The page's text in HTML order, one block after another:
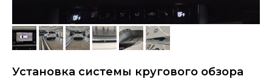
Установка системы кругового обзора